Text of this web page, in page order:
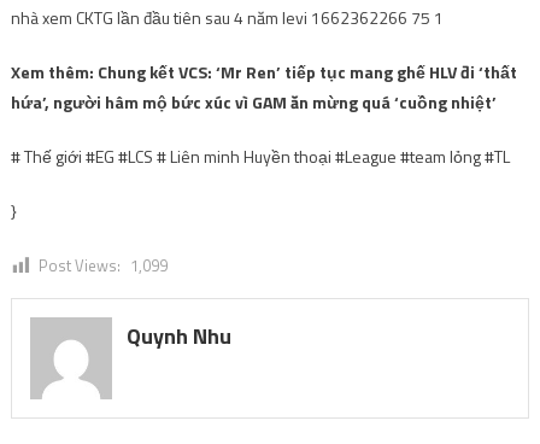
Xem thêm: Chung kết VCS: ‘Mr Ren’ tiếp tục mang ghế HLV đi ‘thất
hứa’, người hâm mộ bức xúc vì GAM ăn mừng quá ‘cuồng nhiệt’
# Thế giới #EG #LCS # Liên minh Huyền thoại #League #team lỏng #TL
}
Post Views: 1,099
Quynh Nhu